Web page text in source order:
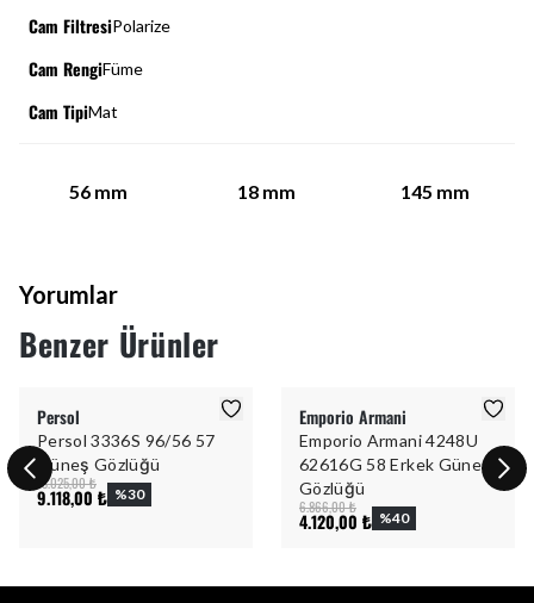
Cam FiltresiPolarize
Cam RengiFüme
Cam TipiMat
56 mm 18 mm 145 mm
Yorumlar
Benzer Ürünler
Persol
Persol 3336S 96/56 57
Güneş Gözlüğü
13.025,00 ₺
9.118,00 ₺ %30
Emporio Armani
Emporio Armani 4248U
62616G 58 Erkek Güneş
Gözlüğü
6.866,00 ₺
4.120,00 ₺ %40